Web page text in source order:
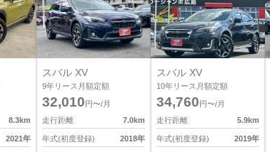
8.3km
2021年
スバル XV
9年リース月額定額
32,010 円〜/月
走行距離
7.0km
年式(初度登録) 2018年
スバル XV
10年リース月額定額
34,760 円〜/月
走行距離
5.9km
年式(初度登録) 2019年